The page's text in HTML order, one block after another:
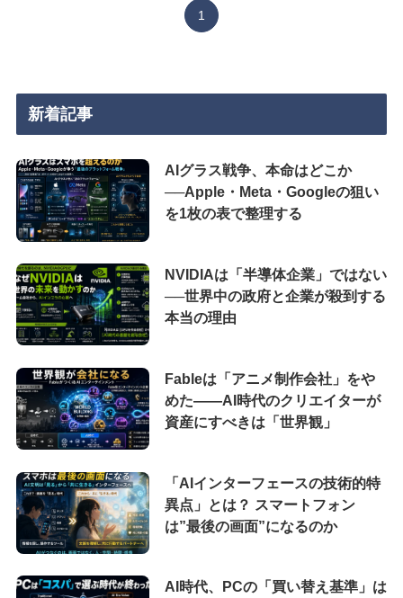
1
新着記事
AIグラス戦争、本命はどこか
──Apple・Meta・Googleの狙い
を1枚の表で整理する
NVIDIAは「半導体企業」ではない
──世界中の政府と企業が殺到する
本当の理由
Fableは「アニメ制作会社」をや
めた――AI時代のクリエイターが
資産にすべきは「世界観」
「AIインターフェースの技術的特
異点」とは？ スマートフォン
は”最後の画面”になるのか
AI時代、PCの「買い替え基準」は